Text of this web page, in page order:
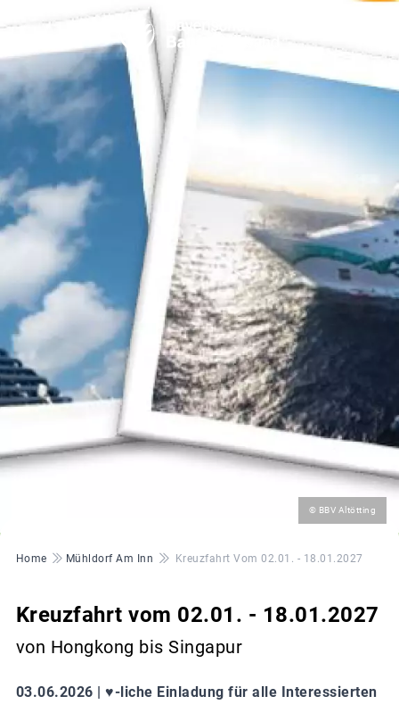
© BBV Altötting
Pfadnavigation
Home Mühldorf Am Inn Kreuzfahrt Vom 02.01. - 18.01.2027
Kreuzfahrt vom 02.01. - 18.01.2027
von Hongkong bis Singapur
03.06.2026 | ♥-liche Einladung für alle Interessierten